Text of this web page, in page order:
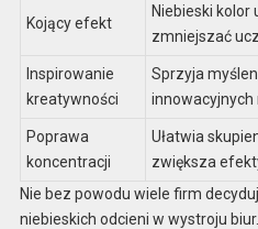
Kojący efekt
Niebieski kolor
zmniejszać
Inspirowanie
kreatywności
Sprzyja
innowacyjnych
Poprawa
koncentracji
Ułatwia
zwiększa
Nie bez powodu wiele firm
niebieskich odcieni w wystroju